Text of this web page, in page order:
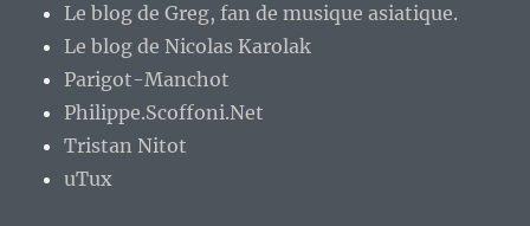
Le blog de Greg, fan de musique asiatique.
Le blog de Nicolas Karolak
Parigot-Manchot
Philippe.Scoffoni.Net
Tristan Nitot
uTux